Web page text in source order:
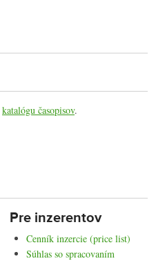
katalógu časopisov.
Pre inzerentov
Cenník inzercie (price list)
Súhlas so spracovaním